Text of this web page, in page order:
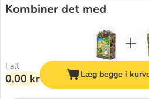
Kombiner det med
I alt
0,00 kr Læg begge i